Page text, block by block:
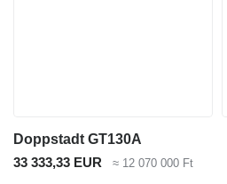
Doppstadt GT130A
33 333,33 EUR
≈ 12 070 000 Ft